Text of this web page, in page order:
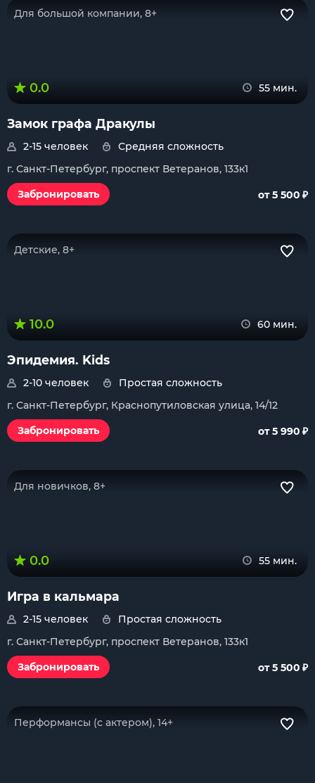
Для большой компании, 8+
0.0 55 мин.
Замок графа Дракулы
2-15 человек
Средняя сложность
г. Санкт-Петербург, проспект Ветеранов, 133к1
Забронировать
от 5 500 ₽
Детские, 8+
10.0 60 мин.
Эпидемия. Kids
2-10 человек
Простая сложность
г. Санкт-Петербург, Краснопутиловская улица, 14/12
Забронировать
от 5 990 ₽
Для новичков, 8+
0.0 55 мин.
Игра в кальмара
2-15 человек
Простая сложность
г. Санкт-Петербург, проспект Ветеранов, 133к1
Забронировать
от 5 500 ₽
Перформансы (с актером), 14+